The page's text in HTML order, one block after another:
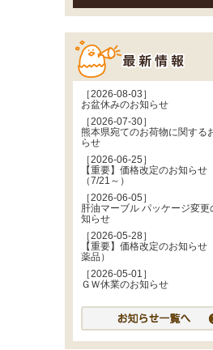
［2026-08-03］
お盆休みのお知らせ
［2026-07-30］
熊本県宛てのお荷物に関する
らせ
［2026-06-25］
【重要】価格改定のお知らせ
（7/21～）
［2026-06-05］
肝油マーブル パッケージ変更
知らせ
［2026-05-28］
【重要】価格改定のお知らせ
薬品）
［2026-05-01］
ＧＷ休業のお知らせ